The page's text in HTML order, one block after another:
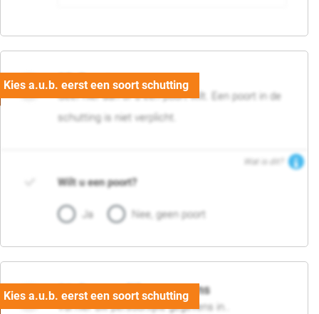
05. Poort
Geef hier aan of u een poort wilt. Een poort in de
schutting is niet verplicht.
Wat is dit?
Wilt u een poort?
Ja Nee, geen poort
06. Persoonlijke gegevens
Vul hier uw persoonlijke gegevens in..